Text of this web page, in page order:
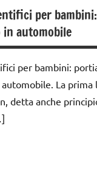
per
automobile
per bambini:
La prima
detta anche